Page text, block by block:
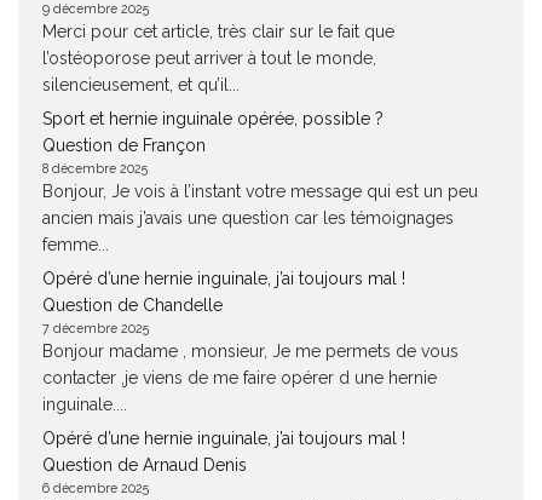
9 décembre 2025
Merci pour cet article, très clair sur le fait que
l’ostéoporose peut arriver à tout le monde,
silencieusement, et qu’il...
Sport et hernie inguinale opérée, possible ?
Question de Françon
8 décembre 2025
Bonjour, Je vois à l’instant votre message qui est un peu
ancien mais j’avais une question car les témoignages
femme...
Opéré d’une hernie inguinale, j’ai toujours mal !
Question de Chandelle
7 décembre 2025
Bonjour madame , monsieur, Je me permets de vous
contacter ,je viens de me faire opérer d une hernie
inguinale....
Opéré d’une hernie inguinale, j’ai toujours mal !
Question de Arnaud Denis
6 décembre 2025